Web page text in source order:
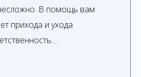
В помощь вам
прихода и ухода